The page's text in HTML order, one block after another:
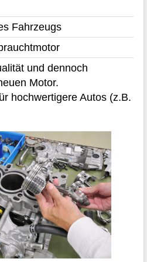
Fahrzeugs
und dennoch
Motor.
hochwertigere Autos (z.B.